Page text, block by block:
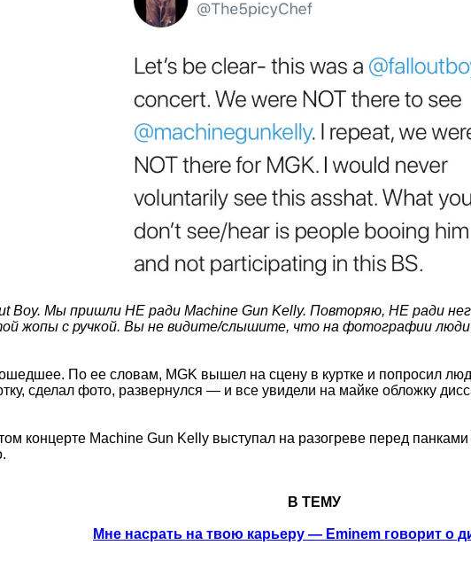
Boy. Мы пришли НЕ ради Machine Gun Kelly. Повторяю, НЕ ради
жопы с ручкой. Вы не видите/слышите, что на фотографии люди
По ее словам, MGK вышел на сцену в куртке и попросил
сделал фото, развернулся — и все увидели на майке обложку
концерте Machine Gun Kelly выступал на разогреве перед
В ТЕМУ
Мне насрать на твою карьеру — Eminem говорит о